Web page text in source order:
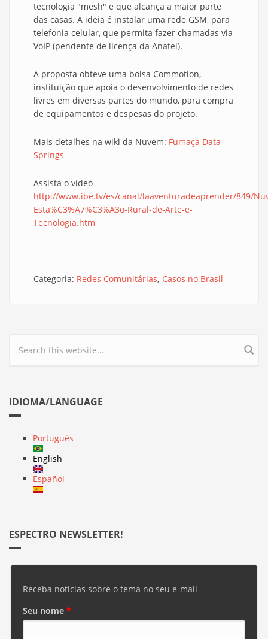
tecnologia "mesh" e que alcança a maior parte
das casas. A ideia é instalar uma rede GSM, para
telefonia celular, que permita fazer chamadas via
VoIP (pendente de licença da Anatel).
A proposta obteve uma bolsa Commotion,
instituição que apoia o desenvolvimento de redes
livres em diversas partes do mundo, para compra
de equipamentos e despesas do projeto.
Mais detalhes na wiki da Nuvem: Fumaça Data
Springs
Assista o vídeo
http://www.ibe.tv/es/canal/laaventuradeaprender/849/
Esta%C3%A7%C3%A3o-Rural-de-Arte-e-
Tecnologia.htm
Categoria: Redes Comunitárias Casos no Brasil
Search form
IDIOMA/LANGUAGE
Português
English
Español
ESPECTRO NEWSLETTER!
Receba notícias sobre o tema no seu e-mail
Seu nome *